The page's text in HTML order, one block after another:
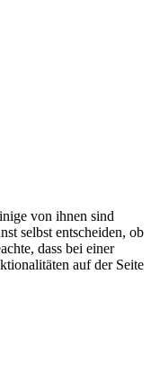
von ihnen sind
selbst entscheiden, ob
dass bei einer
auf der Seite